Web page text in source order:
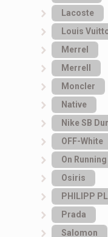
Lacoste
Louis
Merrel
Merrell
Moncler
Native
Nike SB
OFF-White
On Running
Osiris
PHILIPP
Prada
Salomon